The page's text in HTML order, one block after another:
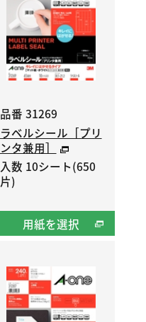
品番 31269
ラベルシール［プリ
ンタ兼用］
入数 10シート(650
片)
用紙を選択